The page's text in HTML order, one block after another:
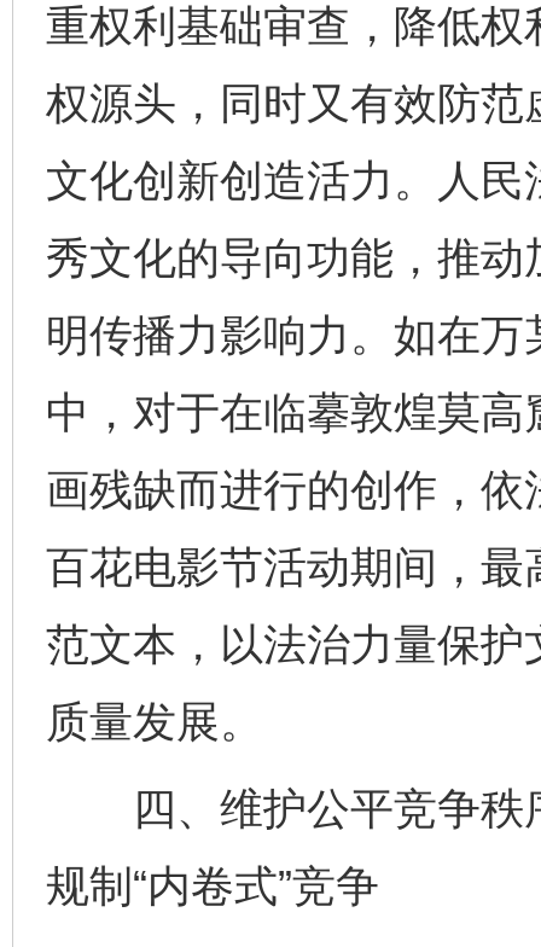
重权利基础审查，降低
权源头，同时又有效防
文化创新创造活力。人
秀文化的导向功能，推
明传播力影响力。如在
中，对于在临摹敦煌莫
画残缺而进行的创作，
百花电影节活动期间，
范文本，以法治力量保
质量发展。
四、维护公平竞争秩
规制“内卷式”竞争